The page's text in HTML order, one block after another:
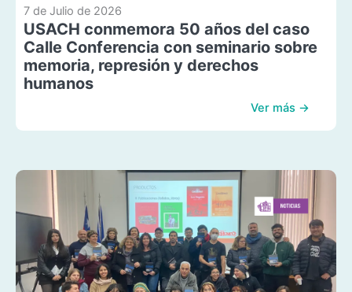
7 de Julio de 2026
USACH conmemora 50 años del caso
Calle Conferencia con seminario sobre
memoria, represión y derechos
humanos
Ver más →